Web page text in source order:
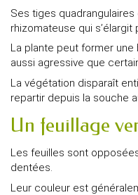
Ses tiges
rhizomateuse qui s’élargit
La plante peut former
aussi agressive que
La végétation disparaît
repartir depuis la souche
Un feuillage
Les feuilles sont
dentées.
Leur couleur est